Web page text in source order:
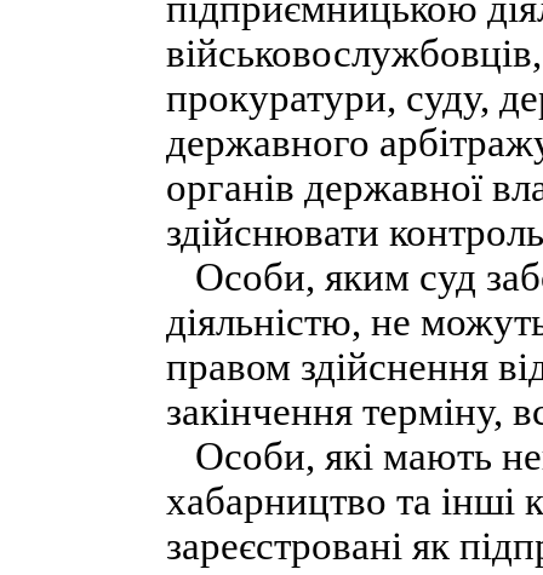
прокуратури, суду,
державного
органів державної
здійснювати
Особи, яким суд
діяльністю, не
правом здійснення
закінчення терміну,
Особи, які мають
хабарництво та інші
зареєстровані як